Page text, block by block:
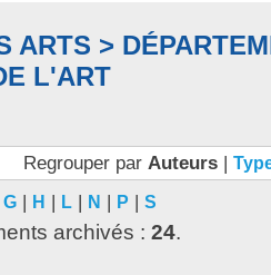
ARTS >
L'ART
Regrouper par Auteurs|
G | H | L | N | P | S
archivés : 24.